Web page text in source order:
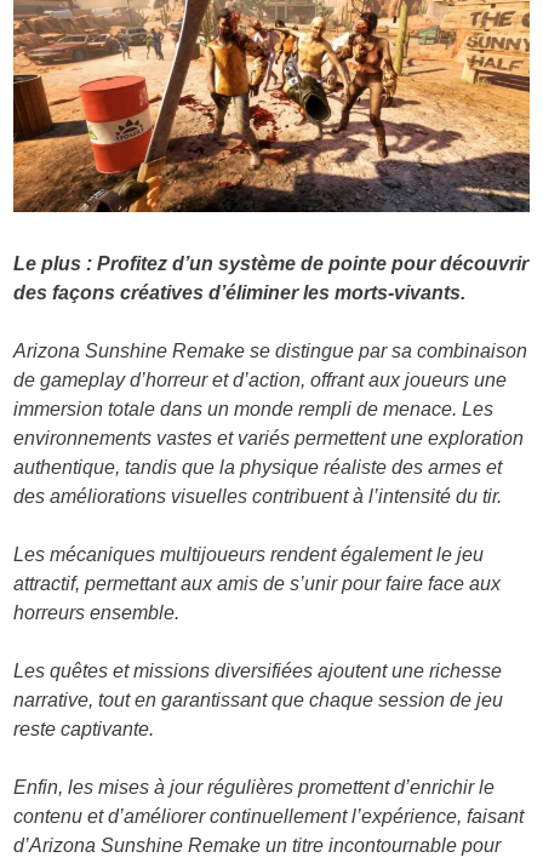
Le plus : Profitez d’un système de pointe pour découvrir
des façons créatives d’éliminer les morts-vivants.
Arizona Sunshine Remake se distingue par sa combinaison
de gameplay d’horreur et d’action, offrant aux joueurs une
immersion totale dans un monde rempli de menace. Les
environnements vastes et variés permettent une exploration
authentique, tandis que la physique réaliste des armes et
des améliorations visuelles contribuent à l’intensité du tir.
Les mécaniques multijoueurs rendent également le jeu
attractif, permettant aux amis de s’unir pour faire face aux
horreurs ensemble.
Les quêtes et missions diversifiées ajoutent une richesse
narrative, tout en garantissant que chaque session de jeu
reste captivante.
Enfin, les mises à jour régulières promettent d’enrichir le
contenu et d’améliorer continuellement l’expérience, faisant
d’Arizona Sunshine Remake un titre incontournable pour